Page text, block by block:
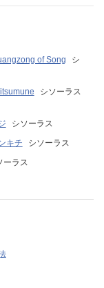
of Song
シ
シソーラス
シソーラス
キチ
シソーラス
ーラス